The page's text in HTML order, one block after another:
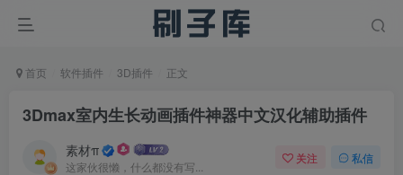
首页 软件插件 3D插件 正文
3Dmax室内生长动画插件神器中文汉化辅助插件
素材π
这家伙很懒，什么都没有写...
关注 私信